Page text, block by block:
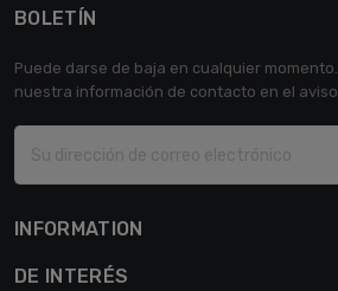
BOLETÍN
Puede darse de baja en cualquier
nuestra información de contacto en el
INFORMATION
DE INTERÉS